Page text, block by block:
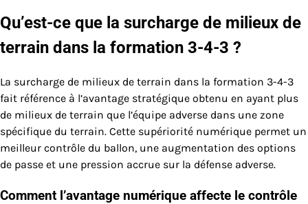
Qu’est-ce que la surcharge de milieux de
terrain dans la formation 3-4-3 ?
La surcharge de milieux de terrain dans la formation 3-4-3
fait référence à l’avantage stratégique obtenu en ayant plus
de milieux de terrain que l’équipe adverse dans une zone
spécifique du terrain. Cette supériorité numérique permet un
meilleur contrôle du ballon, une augmentation des options
de passe et une pression accrue sur la défense adverse.
Comment l’avantage numérique affecte le contrôle